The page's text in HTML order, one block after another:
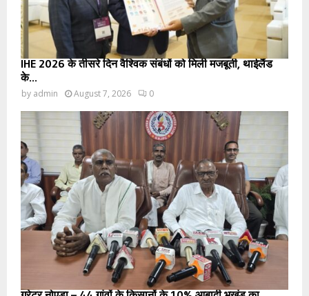
IHE 2026 के तीसरे दिन वैश्विक संबंधों को मिली मजबूती, थाईलैंड
के...
by admin August 7, 2026 0